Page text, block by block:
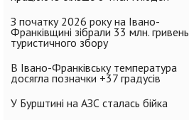
З початку 2026 року на Івано-
Франківщині зібрали 33 млн. гривень
туристичного збору
В Івано-Франківську температура
досягла позначки +37 градусів
У Бурштині на АЗС сталась бійка